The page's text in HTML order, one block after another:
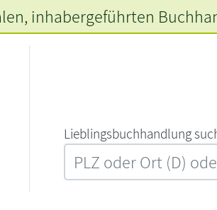
L‍i‍e‍b‍l‍i‍n‍g‍s‍b‍u‍c‍h‍h‍a‍n‍d‍l‍u‍n‍g‍
, inhabergeführten